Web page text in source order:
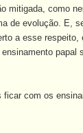
mitigada, como
de evolução. E,
a esse respeito,
papal
ficar com os